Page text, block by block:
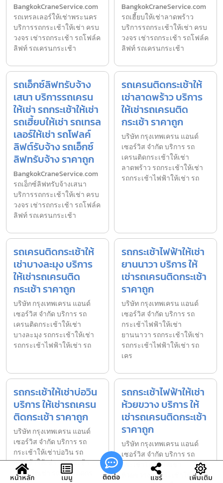
BangkokCraneService.com
รถเทรลเลอร์ให้เช่าพระนคร
บริการรถกระเช้าให้เช่า ครบ
วงจร เช่ารถกระเช้า รถโฟล์ค
ลิฟท์ รถเครนกระเช้า
BangkokCraneService.com
รถเฮี้ยบให้เช่าลาดพร้าว
บริการรถกระเช้าให้เช่า ครบ
วงจร เช่ารถกระเช้า รถโฟล์ค
ลิฟท์ รถเครนกระเช้า
รถเอ็กซ์ลิฟทรับจ้าง
เสนา บริการรถเครน
ให้เช่า รถกระเช้าให้เช่า
รถเฮี้ยบให้เช่า รถเทรล
เลอร์ให้เช่า รถโฟลค์
ลิฟต์รับจ้าง รถเอ็กซ์
ลิฟทรับจ้าง ราคาถูก
BangkokCraneService.com
รถเอ็กซ์ลิฟทรับจ้างเสนา
บริการรถกระเช้าให้เช่า ครบ
วงจร เช่ารถกระเช้า รถโฟล์ค
ลิฟท์ รถเครนกระเช้า
รถเครนติดกระเช้าให้
เช่าลาดพร้าว บริการ
ให้เช่ารถเครนติด
กระเช้า ราคาถูก
บริษัท กรุงเทพเครน แอนด์
เซอร์วิส จำกัด บริการ รถ
เครนติดกระเช้าให้เช่า
ลาดพร้าว รถกระเช้าให้เช่า
รถกระเช้าไฟฟ้าให้เช่า รถ
รถเครนติดกระเช้าให้
เช่าบางละมุง บริการ
ให้เช่ารถเครนติด
กระเช้า ราคาถูก
บริษัท กรุงเทพเครน แอนด์
เซอร์วิส จำกัด บริการ รถ
เครนติดกระเช้าให้เช่า
บางละมุง รถกระเช้าให้เช่า
รถกระเช้าไฟฟ้าให้เช่า รถ
รถกระเช้าไฟฟ้าให้เช่า
ยานนาวา บริการ ให้
เช่ารถเครนติดกระเช้า
ราคาถูก
บริษัท กรุงเทพเครน แอนด์
เซอร์วิส จำกัด บริการ รถ
กระเช้าไฟฟ้าให้เช่า
ยานนาวา รถกระเช้าให้เช่า
รถกระเช้าไฟฟ้าให้เช่า รถ
เคร
รถกระเช้าให้เช่าบ่อวิน
บริการ ให้เช่ารถเครน
ติดกระเช้า ราคาถูก
บริษัท กรุงเทพเครน แอนด์
เซอร์วิส จำกัด บริการ รถ
กระเช้าให้เช่าบ่อวิน รถ
กระเช้าให้เช่า รถกระเช้า
ไฟฟ้าให้เช่า รถเครนติดกร
รถกระเช้าไฟฟ้าให้เช่า
ห้วยขวาง บริการ ให้
เช่ารถเครนติดกระเช้า
ราคาถูก
บริษัท กรุงเทพเครน แอนด์
เซอร์วิส จำกัด บริการ รถ
กระเช้าไฟฟ้าให้เช่า
ห้วยขวาง รถกระเช้าให้เช่า
หน้าหลัก เมนู ติดต่อ แชร์ เพิ่มเติม